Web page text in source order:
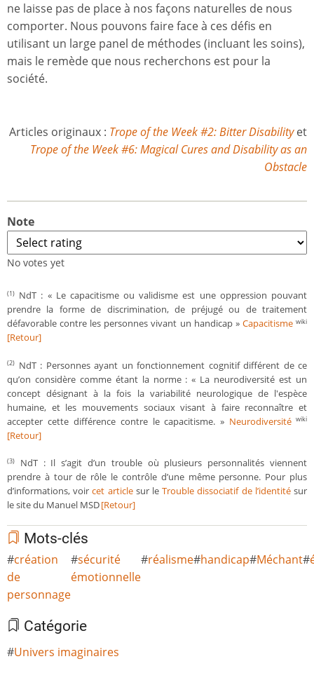
ne laisse pas de place à nos façons naturelles de nous
comporter. Nous pouvons faire face à ces défis en
utilisant un large panel de méthodes (incluant les soins),
mais le remède que nous recherchons est pour la
société.
Articles originaux : Trope of the Week #2: Bitter Disabilityet
Trope of the Week #6: Magical Cures and Disability as an
Obstacle
Note
No votes yet
(1) NdT : « Le capacitisme ou validisme est une oppression pouvant
prendre la forme de discrimination, de préjugé ou de traitement
défavorable contre les personnes vivant un handicap » Capacitisme wiki
[Retour]
(2) NdT : Personnes ayant un fonctionnement cognitif différent de ce
qu’on considère comme étant la norme : « La neurodiversité est un
concept désignant à la fois la variabilité neurologique de l'espèce
humaine, et les mouvements sociaux visant à faire reconnaître et
accepter cette différence contre le capacitisme. » Neurodiversité wiki
[Retour]
(3)
NdT : Il s’agit d’un trouble où plusieurs personnalités viennent
prendre à tour de rôle le contrôle d’une même personne. Pour plus
d’informations, voircet articlesur leTrouble dissociatif de l’identitésur
le site du Manuel MSD[Retour]
Mots-clés
création
de
personnage
sécurité
émotionnelle
réalisme handicap Méchant
Catégorie
Univers imaginaires